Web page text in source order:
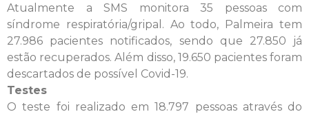
Atualmente a SMS monitora 35 pessoas com
síndrome respiratória/gripal. Ao todo, Palmeira tem
27.986 pacientes notificados, sendo que 27.850 já
estão recuperados. Além disso, 19.650 pacientes foram
descartados de possível Covid-19.
Testes
O teste foi realizado em 18.797 pessoas através do